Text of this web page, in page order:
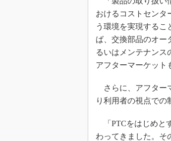
おけるコストセンタ
う環境を実現するこ
ば、交換部品のオー
るいはメンテナンス
アフターマーケット
さらに、アフター
り利用者の視点での
「PTCをはじめと
わってきました。そ